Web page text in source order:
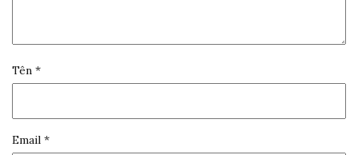
Tên *
Email *